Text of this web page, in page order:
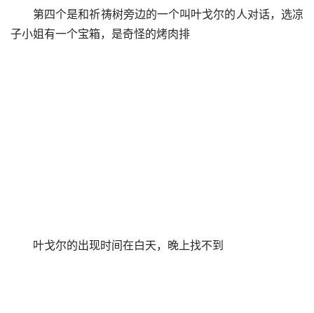
第四个是和祈祷树旁边的一个叫叶戈尔的人对话，选凉
子小姐有一个宝箱，是奇怪的烤肉排
叶戈尔的出现时间在白天，晚上找不到